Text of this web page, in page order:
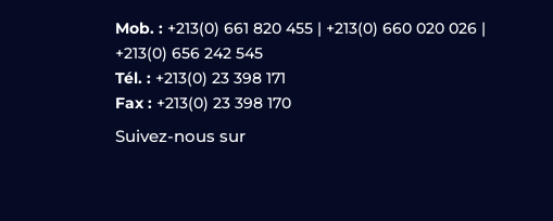
Mob. :+213(0) 661 820 455 | +213(0) 660 020 026 |
+213(0) 656 242 545
Tél. : +213(0) 23 398 171
Fax : +213(0) 23 398 170
Suivez-nous sur